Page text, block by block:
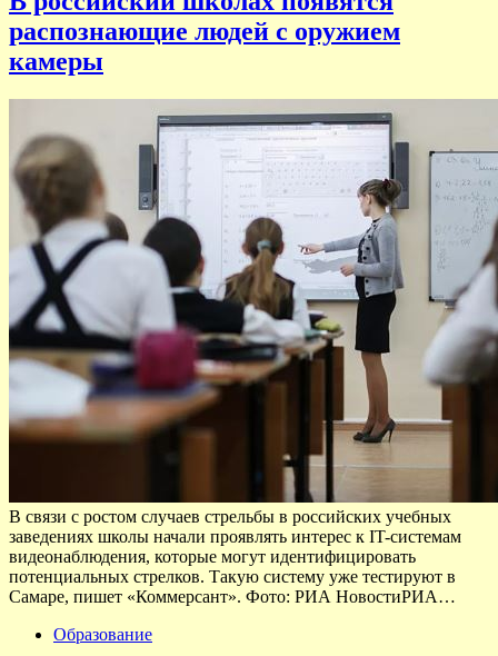
распознающие людей с оружием
камеры
В связи с ростом случаев стрельбы в российских учебных
заведениях школы начали проявлять интерес к IT-системам
видеонаблюдения, которые могут идентифицировать
потенциальных стрелков. Такую систему уже тестируют в
Самаре, пишет «Коммерсант». Фото: РИА НовостиРИА…
Образование